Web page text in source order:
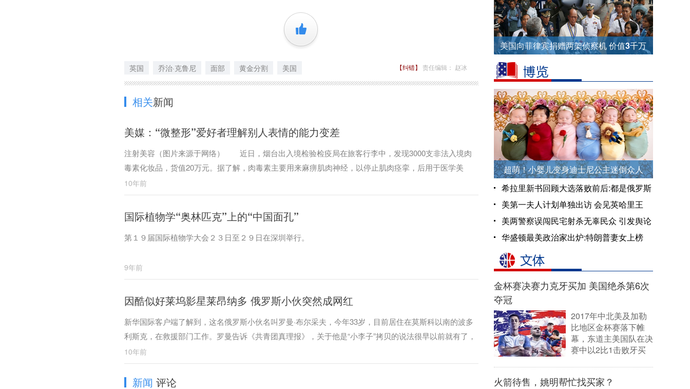
+1
英国 乔治·克鲁尼 面部 黄金分割 美国 【纠错】 责任编辑： 赵冰
相关新闻
美媒：“微整形”爱好者理解别人表情的能力变差
注射美容（图片来源于网络） 近日，烟台出入境检验检疫局在旅客行李中，发现3000支非法入境肉
毒素化妆品，货值20万元。据了解，肉毒素主要用来麻痹肌肉神经，以停止肌肉痉挛，后用于医学美
容。
10年前
国际植物学“奥林匹克”上的“中国面孔”
第１９届国际植物学大会２３日至２９日在深圳举行。
9年前
因酷似好莱坞影星莱昂纳多 俄罗斯小伙突然成网红
新华国际客户端了解到，这名俄罗斯小伙名叫罗曼·布尔采夫，今年33岁，目前居住在莫斯科以南的波多
利斯克，在救援部门工作。罗曼告诉《共青团真理报》，关于他是“小李子”拷贝的说法很早以前就有了，
只是自己一直没咋上心。
10年前
新闻 评论
美国向菲律宾捐赠两架侦察机 价值3千万
超萌！小婴儿变身迪士尼公主迷倒众人
希拉里新书回顾大选落败前后:都是俄罗斯
害的
美第一夫人计划单独出访 会见英哈里王
子
美两警察误闯民宅射杀无辜民众 引发舆论
关注
华盛顿最美政治家出炉:特朗普妻女上榜
金杯赛决赛力克牙买加 美国绝杀第6次
夺冠
2017年中北美及加勒
比地区金杯赛落下帷
幕，东道主美国队在决
赛中以2比1击败牙买
火箭待售，姚明帮忙找买家？